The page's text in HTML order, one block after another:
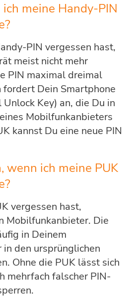
meine Handy-PIN
PIN vergessen hast,
meist nicht mehr
PIN maximal dreimal
fordert Dein Smartphone
Key) an, die Du in
Mobilfunkanbieters
kannst Du eine neue PIN
wenn ich meine PUK
vergessen hast,
Mobilfunkanbieter. Die
in Deinem
in den ursprünglichen
Ohne die PUK lässt sich
mehrfach falscher PIN-